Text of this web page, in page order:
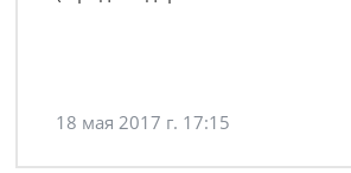
18 мая 2017 г. 17:15